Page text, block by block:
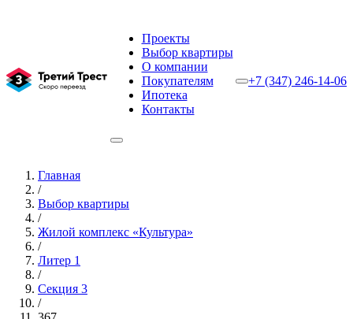
Проекты
Выбор квартиры
О компании
Покупателям
Ипотека
Контакты
+7 (347) 246-14-06
Главная
/
Выбор квартиры
/
Жилой комплекс «Культура»
/
Литер 1
/
Секция 3
/